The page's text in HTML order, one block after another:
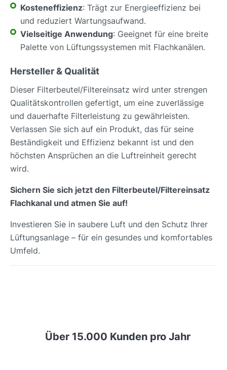
Kosteneffizienz: Trägt zur Energieeffizienz bei
und reduziert Wartungsaufwand.
Vielseitige Anwendung: Geeignet für eine breite
Palette von Lüftungssystemen mit Flachkanälen.
Hersteller & Qualität
Dieser Filterbeutel/Filtereinsatz wird unter strengen
Qualitätskontrollen gefertigt, um eine zuverlässige
und dauerhafte Filterleistung zu gewährleisten.
Verlassen Sie sich auf ein Produkt, das für seine
Beständigkeit und Effizienz bekannt ist und den
höchsten Ansprüchen an die Luftreinheit gerecht
wird.
Sichern Sie sich jetzt den Filterbeutel/Filtereinsatz
Flachkanal und atmen Sie auf!
Investieren Sie in saubere Luft und den Schutz Ihrer
Lüftungsanlage – für ein gesundes und komfortables
Umfeld.
Über 15.000 Kunden pro Jahr